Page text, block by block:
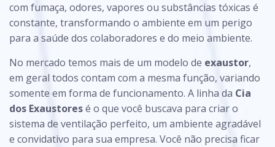
com fumaça, odores, vapores ou substâncias tóxicas é
constante, transformando o ambiente em um perigo
para a saúde dos colaboradores e do meio ambiente.
No mercado temos mais de um modelo de exaustor,
em geral todos contam com a mesma função, variando
somente em forma de funcionamento. A linha da Cia
dos Exaustoresé o que você buscava para criar o
sistema de ventilação perfeito, um ambiente agradável
e convidativo para sua empresa. Você não precisa ficar